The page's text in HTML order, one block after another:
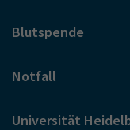
Blutspende
Notfall
Universität